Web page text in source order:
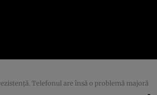
Telefonul are însă o problemă majoră